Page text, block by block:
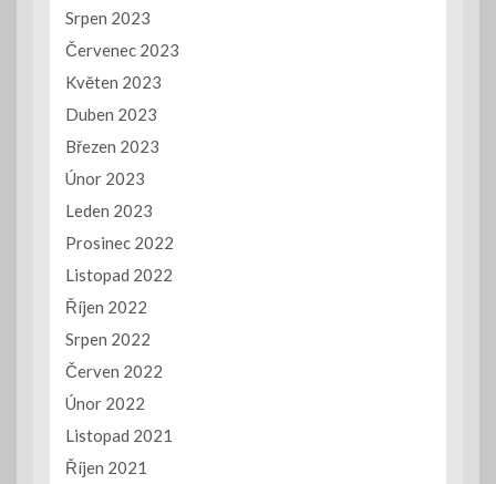
Srpen 2023
Červenec 2023
Květen 2023
Duben 2023
Březen 2023
Únor 2023
Leden 2023
Prosinec 2022
Listopad 2022
Říjen 2022
Srpen 2022
Červen 2022
Únor 2022
Listopad 2021
Říjen 2021